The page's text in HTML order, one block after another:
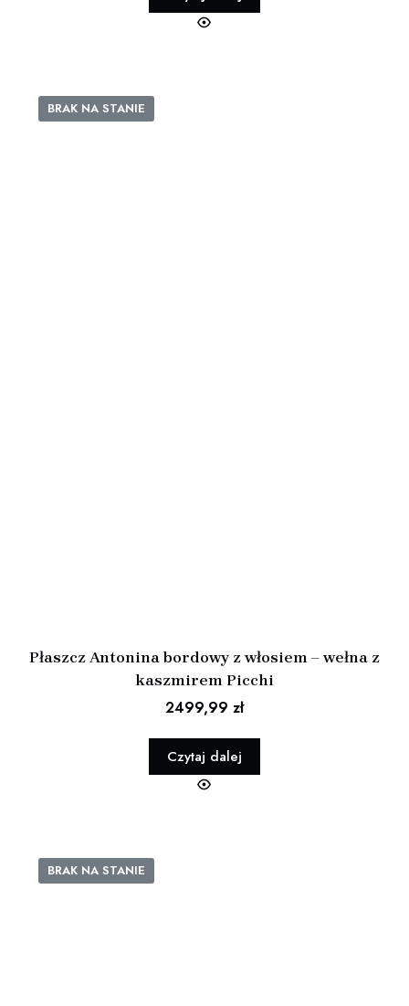
BRAK NA STANIE
Płaszcz Antonina bordowy z włosiem – wełna z
kaszmirem Picchi
2499,99 zł
Czytaj dalej
BRAK NA STANIE